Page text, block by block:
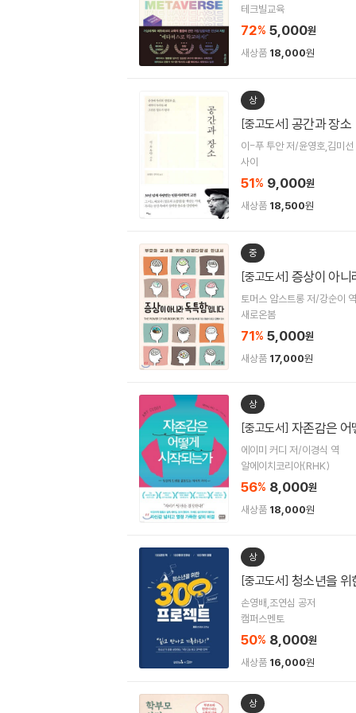
테크빌교육
72% 5,000원
새상품 18,000원
상
[중고도서] 공간과 장소
이-푸 투안 저/윤영호,김미선
사이
51% 9,000원
새상품 18,500원
중
[중고도서] 증상이 아니
토머스 암스트롱 저/강순이
새로온봄
71% 5,000원
새상품 17,000원
상
[중고도서] 자존감은 어
에이미 커디 저/이경식 역
알에이치코리아(RHK)
56% 8,000원
새상품 18,000원
상
[중고도서] 청소년을
손영배,조연심 공저
캠퍼스멘토
50% 8,000원
새상품 16,000원
상